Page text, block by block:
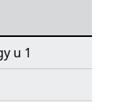
u 1